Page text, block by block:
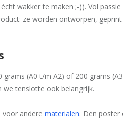
wakker te maken ;-)). Vol
ze worden ontworpen,
(A0 t/m A2) of 200 grams
we tenslotte ook belangrijk.
voor andere materialen. Den